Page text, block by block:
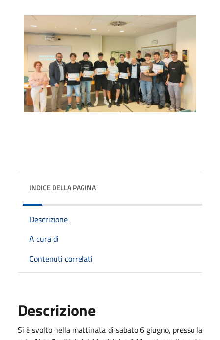
INDICE DELLA PAGINA
Descrizione
A cura di
Contenuti correlati
Descrizione
Si è svolto nella mattinata di sabato 6 giugno, presso la